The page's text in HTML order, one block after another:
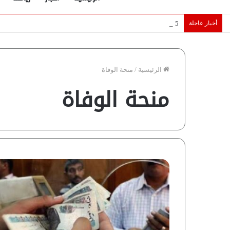
أخبار عاجلة 5 نجوم عرب يخطفون الأضواء بسوق الانتقالات الأوروبية 2026.. “رؤية” تكشف التفاصيل | إنفوجراف
الرئيسية / منحة الوفاة
منحة الوفاة